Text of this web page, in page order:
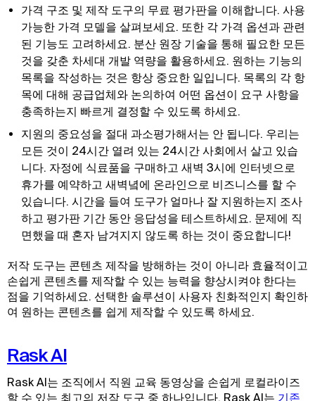
가격 구조 및 제작 도구의 무료 평가판을 이해합니다. 사용
가능한 가격 모델을 살펴보세요. 또한 각 가격 옵션과 관련
된 기능도 고려하세요. 분산 원장 기술을 통해 필요한 모든
것을 갖춘 차세대 개발 역량을 활용하세요. 원하는 기능의
목록을 작성하는 것은 항상 중요한 일입니다. 목록의 각 항
목에 대해 공급업체와 논의하여 어떤 옵션이 요구 사항을
충족하는지 빠르게 결정할 수 있도록 하세요.
지원의 중요성을 절대 과소평가해서는 안 됩니다. 우리는
모든 것이 24시간 열려 있는 24시간 사회에서 살고 있습
니다. 자정에 식료품을 구매하고 새벽 3시에 인터넷으로
휴가를 예약하고 새벽녘에 온라인으로 비즈니스를 할 수
있습니다. 시간을 들여 도구가 얼마나 잘 지원하는지 조사
하고 평가판 기간 동안 응답성을 테스트하세요. 문제에 직
면했을 때 혼자 남겨지지 않도록 하는 것이 중요합니다!
저작 도구는 콘텐츠 제작을 방해하는 것이 아니라 효율적이고
손쉽게 콘텐츠를 제작할 수 있는 능력을 향상시켜야 한다는
점을 기억하세요. 선택한 솔루션이 사용자 친화적인지 확인하
여 원하는 콘텐츠를 쉽게 제작할 수 있도록 하세요.
Rask AI
Rask AI는 조직에서 직원 교육 동영상을 손쉽게 로컬라이즈
할 수 있는 최고의 저작 도구 중 하나입니다. Rask AI는 기존